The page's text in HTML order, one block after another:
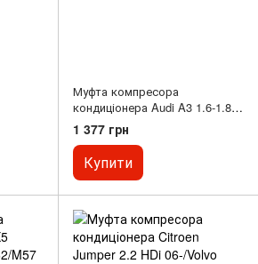
Муфта компресора
кондиціонера Audi A3 1.6-1.8T
96-/Ford Focus 1.6 TDCi 05-
1 377 грн
Купити